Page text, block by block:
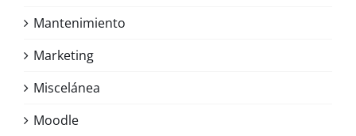
Mantenimiento
Marketing
Miscelánea
Moodle